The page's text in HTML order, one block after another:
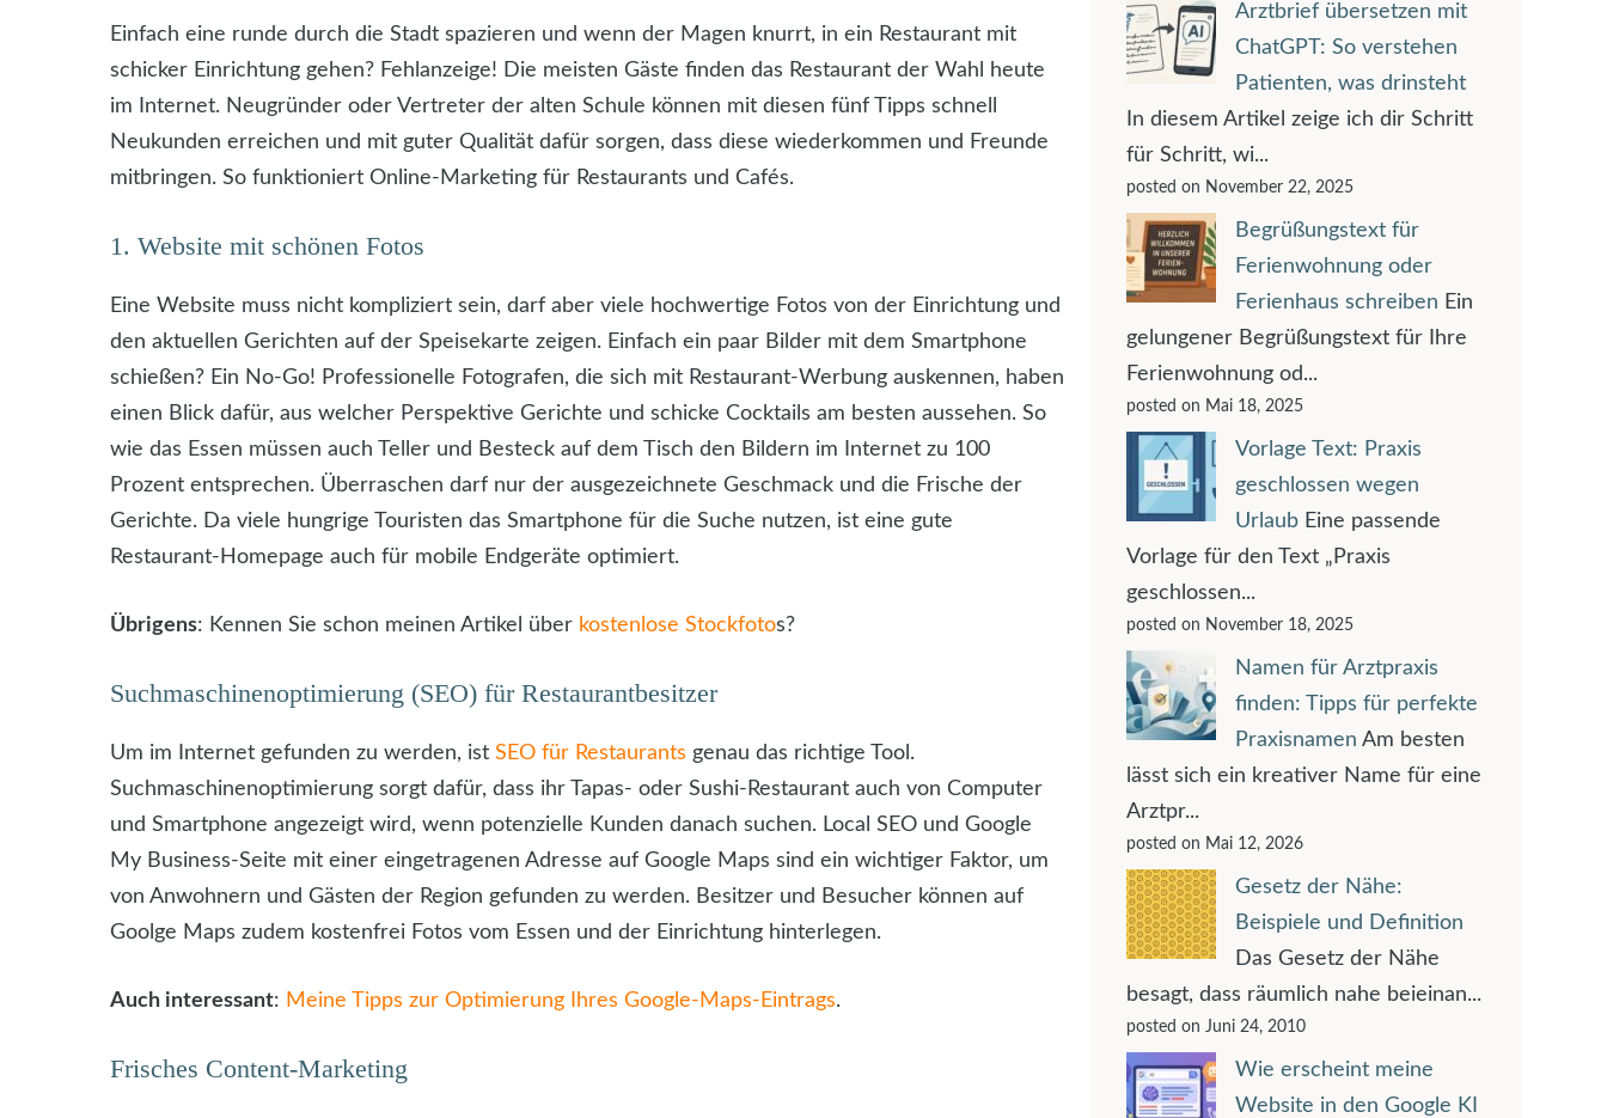
Einfach eine runde durch die Stadt spazieren und wenn der Magen knurrt, in ein Restaurant mit
schicker Einrichtung gehen? Fehlanzeige! Die meisten Gäste finden das Restaurant der Wahl heute
im Internet. Neugründer oder Vertreter der alten Schule können mit diesen fünf Tipps schnell
Neukunden erreichen und mit guter Qualität dafür sorgen, dass diese wiederkommen und Freunde
mitbringen. So funktioniert Online-Marketing für Restaurants und Cafés.
1. Website mit schönen Fotos
Eine Website muss nicht kompliziert sein, darf aber viele hochwertige Fotos von der Einrichtung und
den aktuellen Gerichten auf der Speisekarte zeigen. Einfach ein paar Bilder mit dem Smartphone
schießen? Ein No-Go! Professionelle Fotografen, die sich mit Restaurant-Werbung auskennen, haben
einen Blick dafür, aus welcher Perspektive Gerichte und schicke Cocktails am besten aussehen. So
wie das Essen müssen auch Teller und Besteck auf dem Tisch den Bildern im Internet zu 100
Prozent entsprechen. Überraschen darf nur der ausgezeichnete Geschmack und die Frische der
Gerichte. Da viele hungrige Touristen das Smartphone für die Suche nutzen, ist eine gute
Restaurant-Homepage auch für mobile Endgeräte optimiert.
Übrigens: Kennen Sie schon meinen Artikel über kostenlose Stockfotos?
Suchmaschinenoptimierung (SEO) für Restaurantbesitzer
Um im Internet gefunden zu werden, ist SEO für Restaurants genau das richtige Tool.
Suchmaschinenoptimierung sorgt dafür, dass ihr Tapas- oder Sushi-Restaurant auch von Computer
und Smartphone angezeigt wird, wenn potenzielle Kunden danach suchen. Local SEO und Google
My Business-Seite mit einer eingetragenen Adresse auf Google Maps sind ein wichtiger Faktor, um
von Anwohnern und Gästen der Region gefunden zu werden. Besitzer und Besucher können auf
Goolge Maps zudem kostenfrei Fotos vom Essen und der Einrichtung hinterlegen.
Auch interessant: Meine Tipps zur Optimierung Ihres Google-Maps-Eintrags.
Frisches Content-Marketing
Arztbrief übersetzen mit
ChatGPT: So verstehen
Patienten, was drinsteht
In diesem Artikel zeige ich dir Schritt
für Schritt, wi...
posted on November 22, 2025
Begrüßungstext für
Ferienwohnung oder
Ferienhaus schreiben Ein
gelungener Begrüßungstext für Ihre
Ferienwohnung od...
posted on Mai 18, 2025
Vorlage Text: Praxis
geschlossen wegen
Urlaub Eine passende
Vorlage für den Text „Praxis
geschlossen...
posted on November 18, 2025
Namen für Arztpraxis
finden: Tipps für perfekte
Praxisnamen Am besten
lässt sich ein kreativer Name für eine
Arztpr...
posted on Mai 12, 2026
Gesetz der Nähe:
Beispiele und Definition
Das Gesetz der Nähe
besagt, dass räumlich nahe beieinan...
posted on Juni 24, 2010
Wie erscheint meine
Website in den Google KI